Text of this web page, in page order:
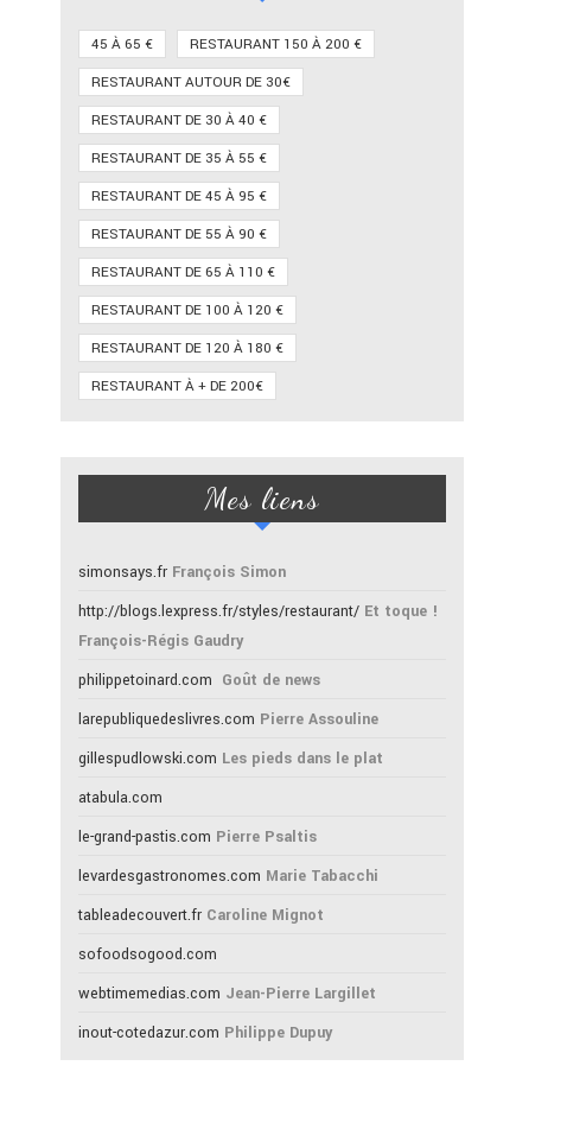
45 À 65 €
RESTAURANT 150 À 200 €
RESTAURANT AUTOUR DE 30€
RESTAURANT DE 30 À 40 €
RESTAURANT DE 35 À 55 €
RESTAURANT DE 45 À 95 €
RESTAURANT DE 55 À 90 €
RESTAURANT DE 65 À 110 €
RESTAURANT DE 100 À 120 €
RESTAURANT DE 120 À 180 €
RESTAURANT À + DE 200€
Mes liens
simonsays.fr François Simon
http://blogs.lexpress.fr/styles/restaurant/ Et toque !
François-Régis Gaudry
philippetoinard.com Goût de news
larepubliquedeslivres.com Pierre Assouline
gillespudlowski.com Les pieds dans le plat
atabula.com
le-grand-pastis.com Pierre Psaltis
levardesgastronomes.com Marie Tabacchi
tableadecouvert.fr Caroline Mignot
sofoodsogood.com
webtimemedias.com Jean-Pierre Largillet
inout-cotedazur.com Philippe Dupuy